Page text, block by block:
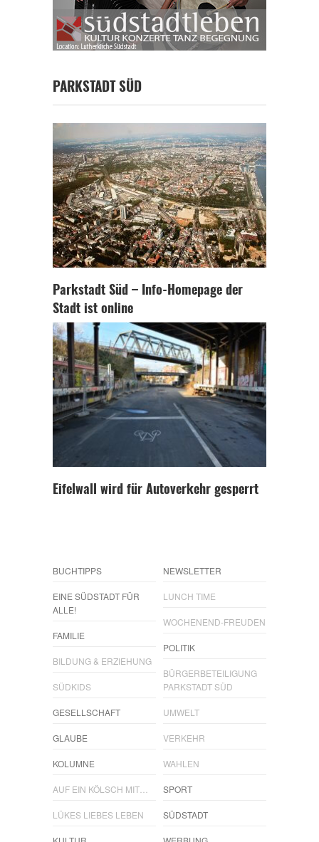
PARKSTADT SÜD
Parkstadt Süd – Info-Homepage der
Stadt ist online
Eifelwall wird für Autoverkehr gesperrt
BUCHTIPPS
EINE SÜDSTADT FÜR
ALLE!
FAMILIE
BILDUNG & ERZIEHUNG
SÜDKIDS
GESELLSCHAFT
GLAUBE
KOLUMNE
AUF EIN KÖLSCH MIT…
LÜKES LIEBES LEBEN
NEWSLETTER
LUNCH TIME
WOCHENEND-FREUDEN
POLITIK
BÜRGERBETEILIGUNG
PARKSTADT SÜD
UMWELT
VERKEHR
WAHLEN
SPORT
SÜDSTADT